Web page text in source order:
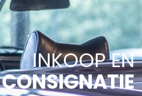
INKOOP EN
CONSIGNATIE